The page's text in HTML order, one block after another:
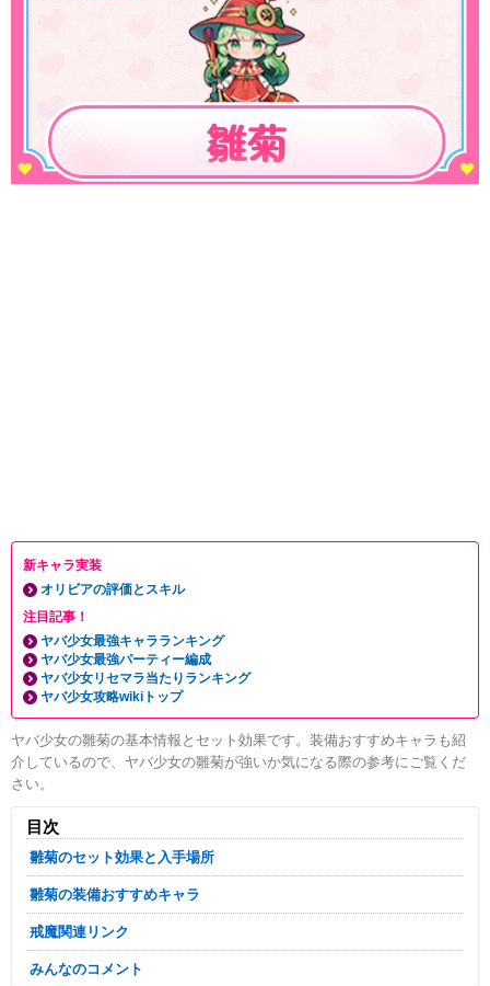
新キャラ実装
オリビアの評価とスキル
注目記事！
ヤバ少女最強キャラランキング
ヤバ少女最強パーティー編成
ヤバ少女リセマラ当たりランキング
ヤバ少女攻略wikiトップ
ヤバ少女の雛菊の基本情報とセット効果です。装備おすすめキャラも紹
介しているので、ヤバ少女の雛菊が強いか気になる際の参考にご覧くだ
さい。
目次
雛菊のセット効果と入手場所
雛菊の装備おすすめキャラ
戒魔関連リンク
みんなのコメント